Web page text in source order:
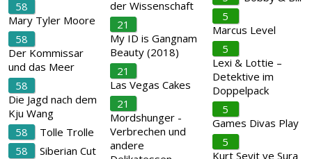
58
Mary Tyler Moore
58
Der Kommissar
und das Meer
58
Die Jagd nach dem
Kju Wang
58
Tolle Trolle
58
Siberian Cut
der Wissenschaft
21
My ID is Gangnam
Beauty (2018)
21
Las Vegas Cakes
21
Mordshunger -
Verbrechen und
andere
5
Marcus Level
5
Lexi & Lottie –
Detektive im
Doppelpack
5
Games Divas Play
5
Kurt Seyit ve Sura